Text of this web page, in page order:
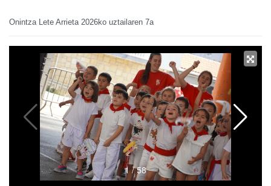
Onintza Lete Arrieta 2026ko uztailaren 7a